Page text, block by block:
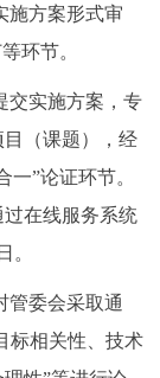
方案形式审
环节。
实施方案，专
（课题），经
”论证环节。
在线服务系统
。
委会采取通
标相关性、技术